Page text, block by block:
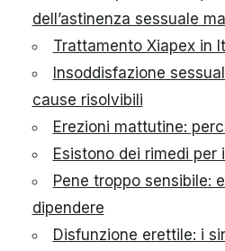
dell’astinenza sessuale
Trattamento Xiapex in
Insoddisfazione
cause risolvibili
Erezioni mattutine:
Esistono dei rimedi per
Pene troppo sensibile:
dipendere
Disfunzione erettile: i